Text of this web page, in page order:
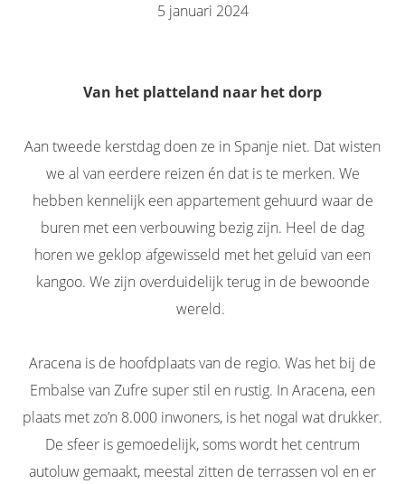
5 januari 2024
Van het platteland naar het dorp
Aan tweede kerstdag doen ze in Spanje niet. Dat wisten
we al van eerdere reizen én dat is te merken. We
hebben kennelijk een appartement gehuurd waar de
buren met een verbouwing bezig zijn. Heel de dag
horen we geklop afgewisseld met het geluid van een
kangoo. We zijn overduidelijk terug in de bewoonde
wereld.
Aracena is de hoofdplaats van de regio. Was het bij de
Embalse van Zufre super stil en rustig. In Aracena, een
plaats met zo’n 8.000 inwoners, is het nogal wat drukker.
De sfeer is gemoedelijk, soms wordt het centrum
autoluw gemaakt, meestal zitten de terrassen vol en er